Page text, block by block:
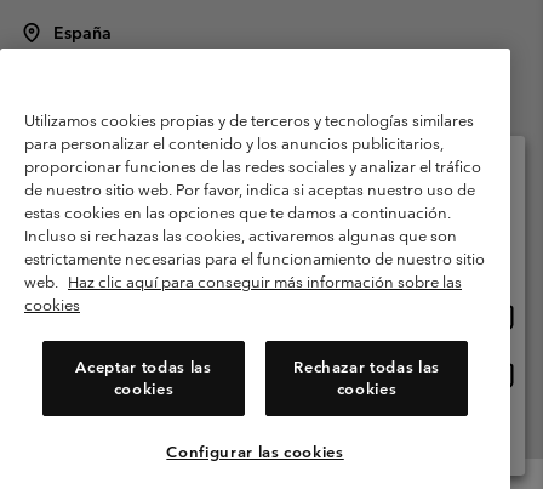
España
Condiciones de uso
Terminos de Venta
Garantía
Política de Privacidad
Términos y condiciones del programa de miembros
Términos De Uso Del Contenido Generado Por Los Usuarios
Impressum
Cookies Public CBCR
Servicio al cliente: Lu. - Vi. de 9:00 a 13:00 y de 14:00 a 18:00
Utilizamos cookies propias y de terceros y tecnologías similares
para personalizar el contenido y los anuncios publicitarios,
proporcionar funciones de las redes sociales y analizar el tráfico
de nuestro sitio web. Por favor, indica si aceptas nuestro uso de
estas cookies en las opciones que te damos a continuación.
Incluso si rechazas las cookies, activaremos algunas que son
estrictamente necesarias para el funcionamiento de nuestro sitio
web. Haz clic aquí para conseguir más información sobre las
cookies
Aceptar todas las
cookies
Rechazar todas las
cookies
Configurar las cookies
Selecciona tu país e idioma envío
Compras en línea disponibles
línea
España
Ver Todos Los Países